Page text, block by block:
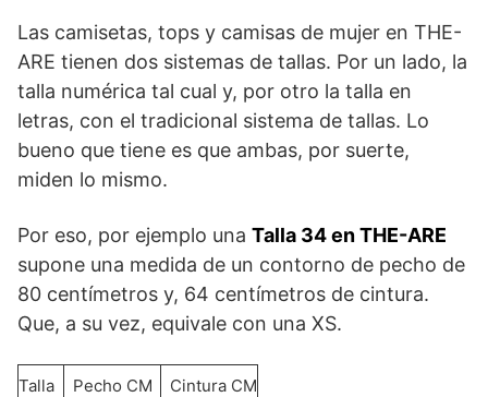
Las camisetas, tops y camisas de mujer en THE-
ARE tienen dos sistemas de tallas. Por un lado, la
talla numérica tal cual y, por otro la talla en
letras, con el tradicional sistema de tallas. Lo
bueno que tiene es que ambas, por suerte,
miden lo mismo.
Por eso, por ejemplo una Talla 34 en THE-ARE
supone una medida de un contorno de pecho de
80 centímetros y, 64 centímetros de cintura.
Que, a su vez, equivale con una XS.
Talla Pecho CM Cintura CM